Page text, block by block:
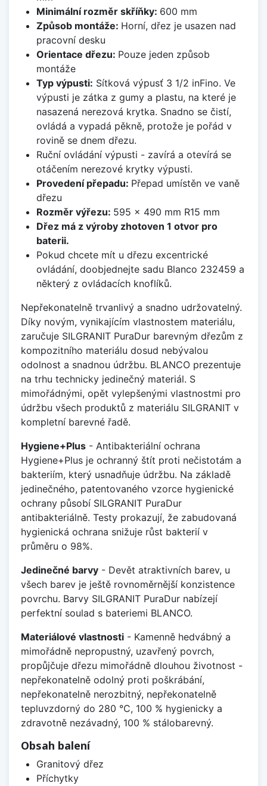
Minimální rozměr skříňky: 600 mm
Způsob montáže: Horní, dřez je usazen nad
pracovní desku
Orientace dřezu: Pouze jeden způsob
montáže
Typ výpusti: Sítková výpusť 3 1/2 inFino. Ve
výpusti je zátka z gumy a plastu, na které je
nasazená nerezová krytka. Snadno se čistí,
ovládá a vypadá pěkně, protože je pořád v
rovině se dnem dřezu.
Ruční ovládání výpusti - zavírá a otevírá se
otáčením nerezové krytky výpusti.
Provedení přepadu: Přepad umístěn ve vaně
dřezu
Rozměr výřezu: 595 x 490 mm R15 mm
Dřez má z výroby zhotoven 1 otvor pro
baterii.
Pokud chcete mít u dřezu excentrické
ovládání, doobjednejte sadu Blanco 232459 a
některý z ovládacích knoflíků.
Nepřekonatelně trvanlivý a snadno udržovatelný.
Díky novým, vynikajícím vlastnostem materiálu,
zaručuje SILGRANIT PuraDur barevným dřezům z
kompozitního materiálu dosud nebývalou
odolnost a snadnou údržbu. BLANCO prezentuje
na trhu technicky jedinečný materiál. S
mimořádnými, opět vylepšenými vlastnostmi pro
údržbu všech produktů z materiálu SILGRANIT v
kompletní barevné řadě.
Hygiene+Plus - Antibakteriální ochrana
Hygiene+Plus je ochranný štít proti nečistotám a
bakteriím, který usnadňuje údržbu. Na základě
jedinečného, patentovaného vzorce hygienické
ochrany působí SILGRANIT PuraDur
antibakteriálně. Testy prokazují, že zabudovaná
hygienická ochrana snižuje růst bakterií v
průměru o 98%.
Jedinečné barvy - Devět atraktivních barev, u
všech barev je ještě rovnoměrnější konzistence
povrchu. Barvy SILGRANIT PuraDur nabízejí
perfektní soulad s bateriemi BLANCO.
Materiálové vlastnosti - Kamenně hedvábný a
mimořádně nepropustný, uzavřený povrch,
propůjčuje dřezu mimořádně dlouhou životnost -
nepřekonatelně odolný proti poškrábání,
nepřekonatelně nerozbitný, nepřekonatelně
tepluvzdorný do 280 °C, 100 % hygienicky a
zdravotně nezávadný, 100 % stálobarevný.
Obsah balení
Granitový dřez
Příchytky